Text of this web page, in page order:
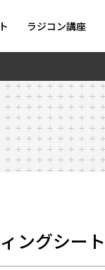
ラジコン講座
ングシート